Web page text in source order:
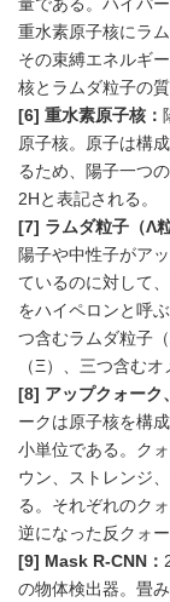
量である。ハイパ
重水素原子核にラ
その束縛エネルギ
核とラムダ粒子の
[6] 重水素原子核：
原子核。原子は構
るため、陽子一つ
2Hと表記される。
[7] ラムダ粒子（Λ
陽子や中性子がア
ているのに対して
をハイペロンと呼
つ含むラムダ粒子
（Ξ）、三つ含む
[8] アップクォーク
ークは原子核を構
小単位である。ク
ウン、ストレンジ
る。それぞれのク
逆になった反クォ
[9] Mask R-CNN：
の物体検出器。畳